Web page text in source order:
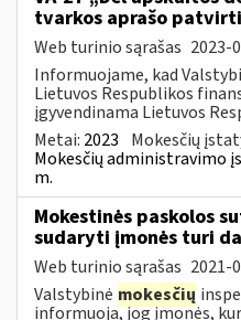
tvarkos aprašo
Web turinio sąrašas 2023-
Informuojame, kad
Lietuvos Respublikos
įgyvendinama Lietuvos
Metai: 2023 Mokesčių
Mokesčių administravimo
m.
Mokestinės paskolos
sudaryti įmonės turi
Web turinio sąrašas 2021-
Valstybinė mokesčių
informuoja, jog įmonės,